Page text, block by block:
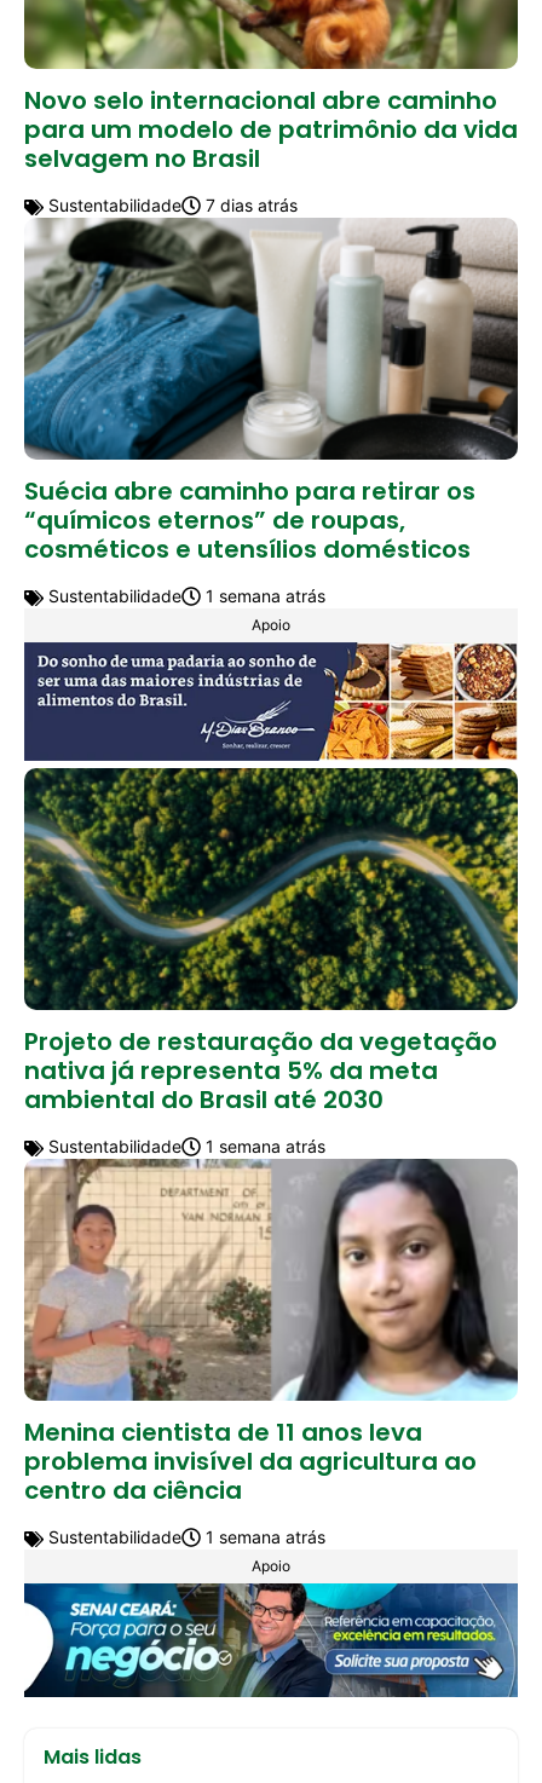
Novo selo internacional abre caminho
para um modelo de patrimônio da vida
selvagem no Brasil
Sustentabilidade 7 dias atrás
Suécia abre caminho para retirar os
“químicos eternos” de roupas,
cosméticos e utensílios domésticos
Sustentabilidade 1 semana atrás
Apoio
Projeto de restauração da vegetação
nativa já representa 5% da meta
ambiental do Brasil até 2030
Sustentabilidade 1 semana atrás
Menina cientista de 11 anos leva
problema invisível da agricultura ao
centro da ciência
Sustentabilidade 1 semana atrás
Apoio
Mais lidas